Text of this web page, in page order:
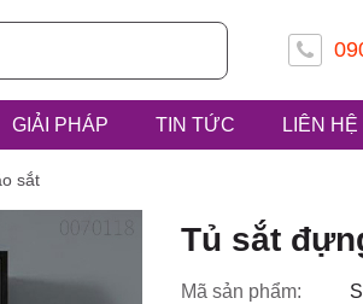
GIẢI PHÁP TIN TỨC LIÊN HỆ
ấp
sắt
Tủ sắt
Mã sản phẩm: